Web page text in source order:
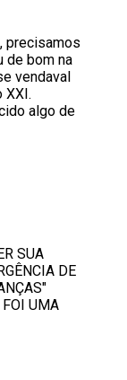
precisamos
de bom na
vendaval
XXI.
algo de
SUA
DE
FOI UMA